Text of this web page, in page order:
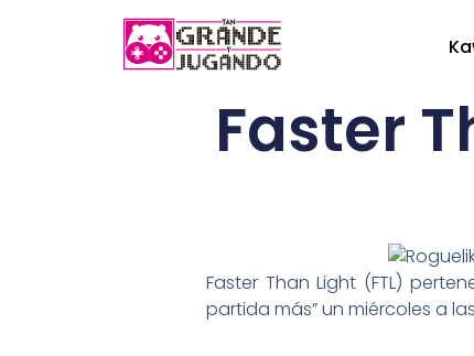
Faster
Faster Than Light (FTL)
partida más” un miércoles a